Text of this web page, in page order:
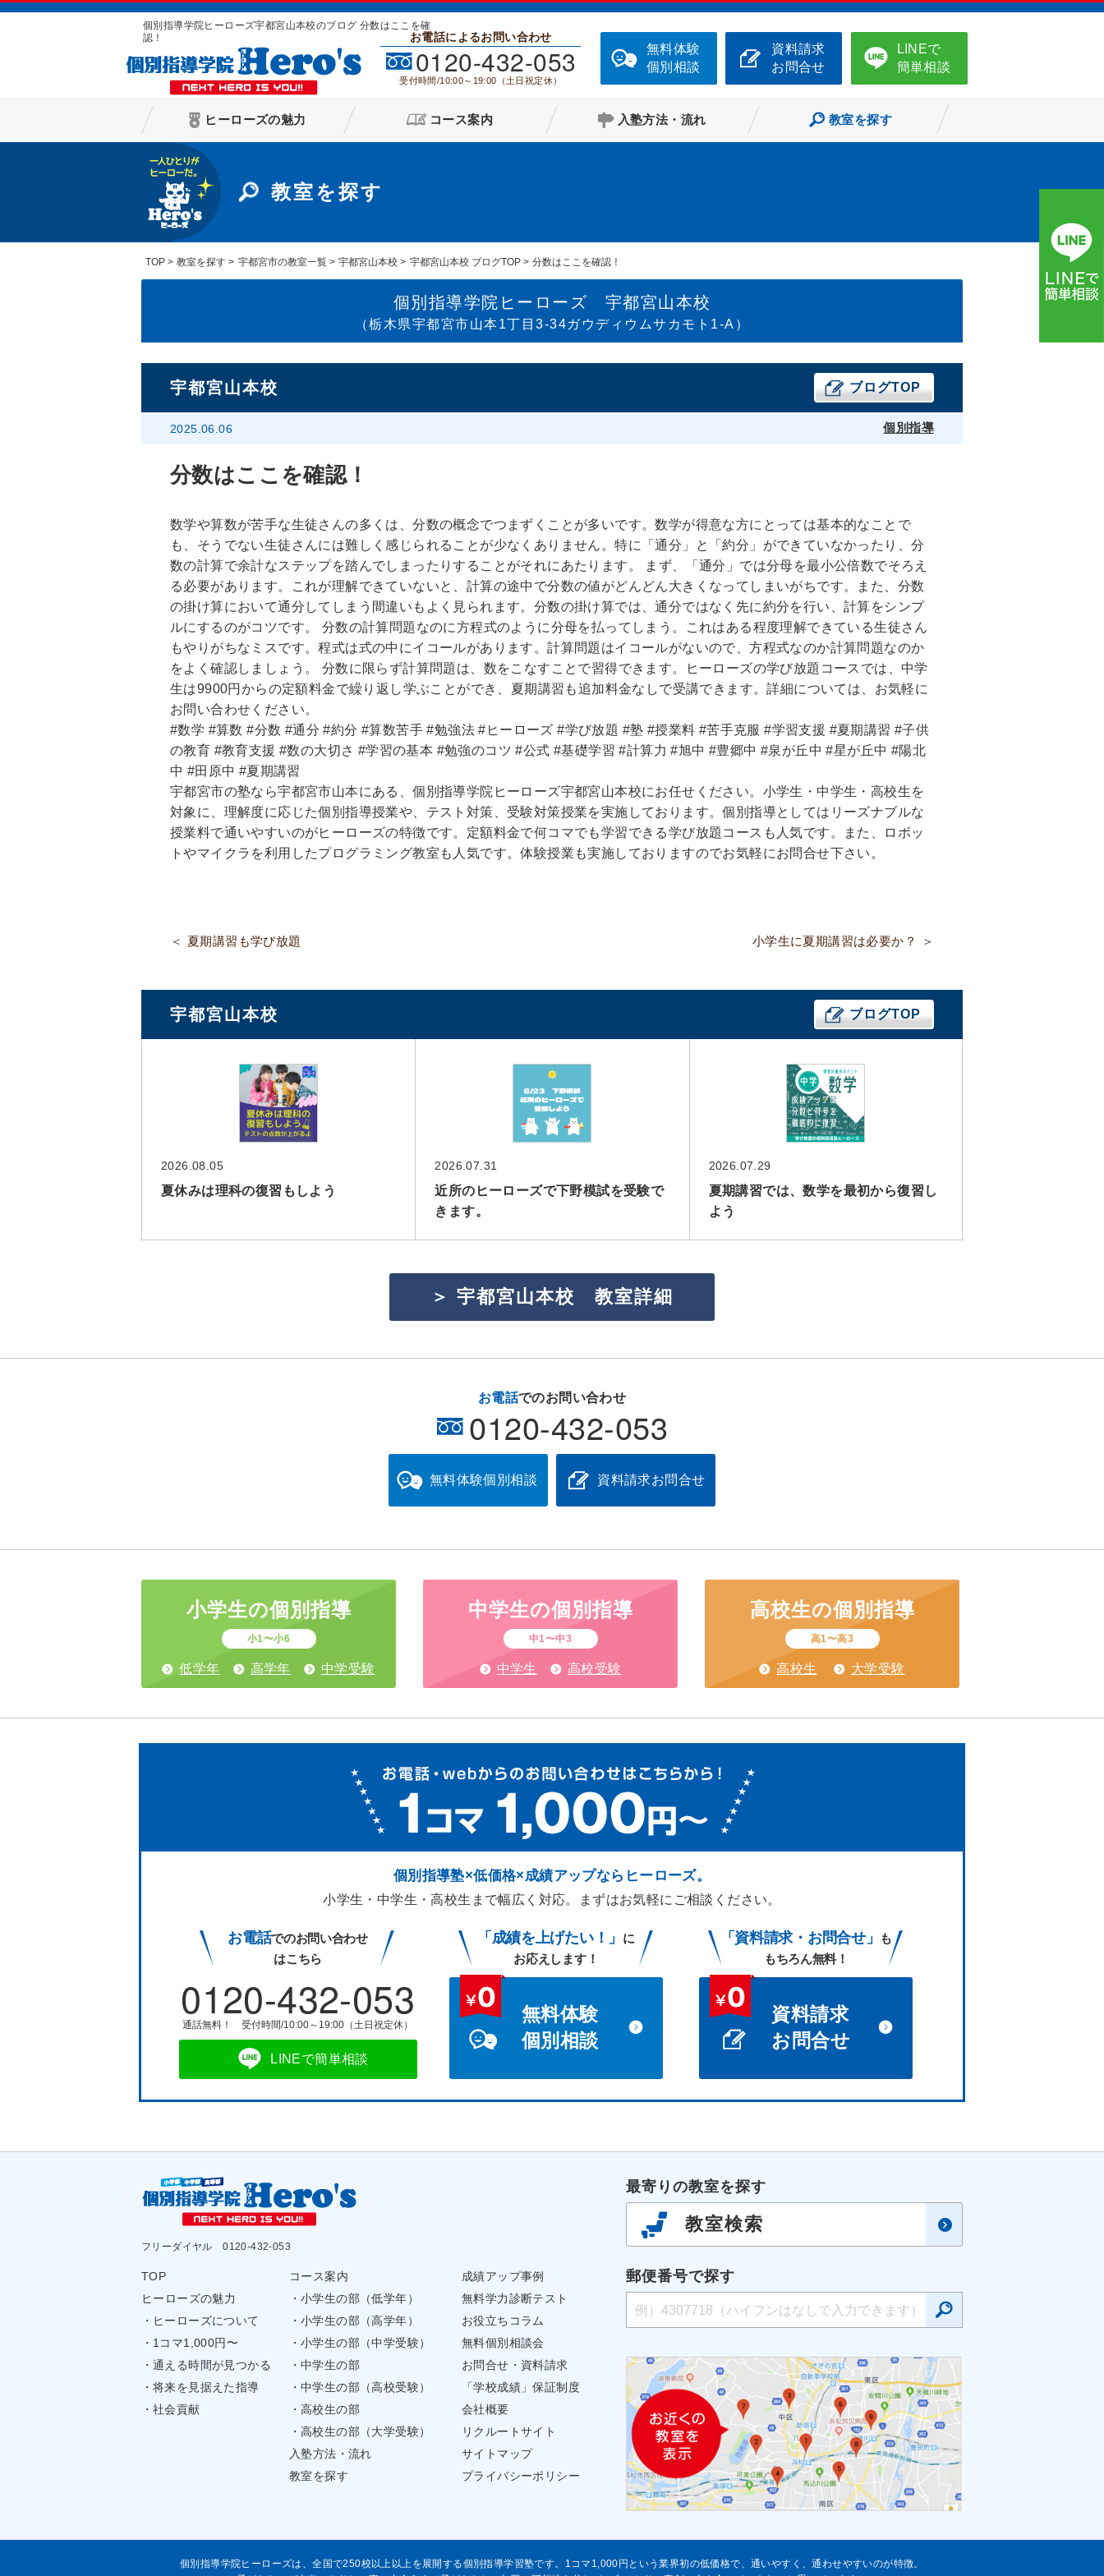
個別指導学院ヒーローズ宇都宮山本校のブログ 分数はここを確
認！
お電話によるお問い合わせ
0120-432-053
受付時間/10:00～19:00（土日祝定休）
無料体験
個別相談
資料請求
お問合せ
LINEで
簡単相談
ヒーローズの魅力 コース案内 入塾方法・流れ 教室を探す
教室を探す
TOP 教室を探す 宇都宮市の教室一覧 宇都宮山本校 宇都宮山本校 ブログTOP 分数はここを確認！
個別指導学院ヒーローズ 宇都宮山本校
（栃木県宇都宮市山本1丁目3-34ガウディウムサカモト1-A）
宇都宮山本校 ブログTOP
2025.06.06 個別指導
分数はここを確認！
数学や算数が苦手な生徒さんの多くは、分数の概念でつまずくことが多いです。数学が得意な方にとっては基本的なことで
も、そうでない生徒さんには難しく感じられることが少なくありません。特に「通分」と「約分」ができていなかったり、分
数の計算で余計なステップを踏んでしまったりすることがそれにあたります。 まず、「通分」では分母を最小公倍数でそろえ
る必要があります。これが理解できていないと、計算の途中で分数の値がどんどん大きくなってしまいがちです。また、分数
の掛け算において通分してしまう間違いもよく見られます。分数の掛け算では、通分ではなく先に約分を行い、計算をシンプ
ルにするのがコツです。 分数の計算問題なのに方程式のように分母を払ってしまう。これはある程度理解できている生徒さん
もやりがちなミスです。程式は式の中にイコールがあります。計算問題はイコールがないので、方程式なのか計算問題なのか
をよく確認しましょう。 分数に限らず計算問題は、数をこなすことで習得できます。ヒーローズの学び放題コースでは、中学
生は9900円からの定額料金で繰り返し学ぶことができ、夏期講習も追加料金なしで受講できます。詳細については、お気軽に
お問い合わせください。
#数学 #算数 #分数 #通分 #約分 #算数苦手 #勉強法 #ヒーローズ #学び放題 #塾 #授業料 #苦手克服 #学習支援 #夏期講習 #子供
の教育 #教育支援 #数の大切さ #学習の基本 #勉強のコツ #公式 #基礎学習 #計算力 #旭中 #豊郷中 #泉が丘中 #星が丘中 #陽北
中 #田原中 #夏期講習
宇都宮市の塾なら宇都宮市山本にある、個別指導学院ヒーローズ宇都宮山本校にお任せください。小学生・中学生・高校生を
対象に、理解度に応じた個別指導授業や、テスト対策、受験対策授業を実施しております。個別指導としてはリーズナブルな
授業料で通いやすいのがヒーローズの特徴です。定額料金で何コマでも学習できる学び放題コースも人気です。また、ロボッ
トやマイクラを利用したプログラミング教室も人気です。体験授業も実施しておりますのでお気軽にお問合せ下さい。
夏期講習も学び放題 小学生に夏期講習は必要か？
宇都宮山本校 ブログTOP
2026.08.05
夏休みは理科の復習もしよう
2026.07.31
近所のヒーローズで下野模試を受験で
きます。
2026.07.29
夏期講習では、数学を最初から復習し
よう
＞ 宇都宮山本校 教室詳細
お電話でのお問い合わせ
0120-432-053
無料体験個別相談 資料請求お問合せ
小学生の個別指導
小1〜小6
低学年 高学年 中学受験
中学生の個別指導
中1〜中3
中学生 高校受験
高校生の個別指導
高1〜高3
高校生 大学受験
個別指導塾×低価格×成績アップなら ヒーローズ。
小学生・中学生・高校生まで幅広く対応。 まずはお気軽にご相談ください。
お電話でのお問い合わせ
はこちら
0120-432-053
通話無料！ 受付時間/10:00～19:00（土日祝定休）
LINEで簡単相談
「成績を上げたい！」
に
お応えします！
無料体験
個別相談
「資料請求・お問合せ」
も
もちろん無料！
資料請求
お問合せ
フリーダイヤル0120-432-053
TOP
ヒーローズの魅力
ヒーローズについて
1コマ1,000円〜
通える時間が見つかる
将来を見据えた指導
社会貢献
コース案内
小学生の部（低学年）
小学生の部（高学年）
小学生の部（中学受験）
中学生の部
中学生の部（高校受験）
高校生の部
高校生の部（大学受験）
入塾方法・流れ
教室を探す
成績アップ事例
無料学力診断テスト
お役立ちコラム
無料個別相談会
お問合せ・資料請求
「学校成績」保証制度
会社概要
リクルートサイト
サイトマップ
プライバシーポリシー
最寄りの教室を探す
教室検索
郵便番号で探す
個別指導学院ヒーローズは、全国で250校以上以上を展開する個別指導学習塾です。1コマ1,000円という業界初の低価格で、通いやすく、通わせやすいのが特徴。